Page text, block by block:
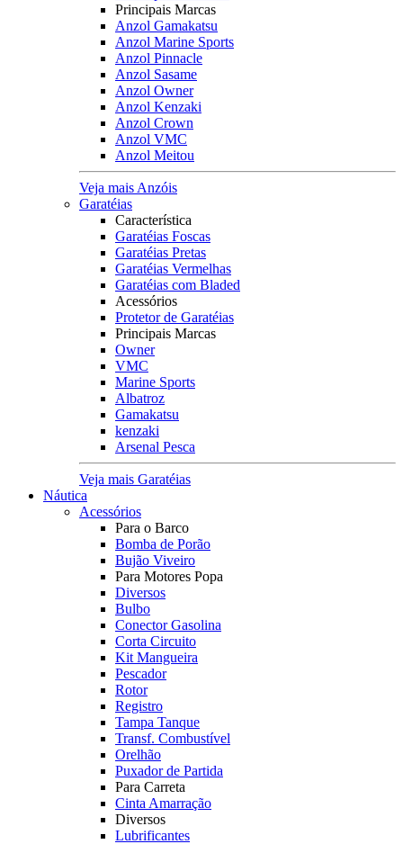
Principais Marcas
Anzol Gamakatsu
Anzol Marine Sports
Anzol Pinnacle
Anzol Sasame
Anzol Owner
Anzol Kenzaki
Anzol Crown
Anzol VMC
Anzol Meitou
Veja mais Anzóis
Garatéias
Característica
Garatéias Foscas
Garatéias Pretas
Garatéias Vermelhas
Garatéias com Bladed
Acessórios
Protetor de Garatéias
Principais Marcas
Owner
VMC
Marine Sports
Albatroz
Gamakatsu
kenzaki
Arsenal Pesca
Veja mais Garatéias
Náutica
Acessórios
Para o Barco
Bomba de Porão
Bujão Viveiro
Para Motores Popa
Diversos
Bulbo
Conector Gasolina
Corta Circuito
Kit Mangueira
Pescador
Rotor
Registro
Tampa Tanque
Transf. Combustível
Orelhão
Puxador de Partida
Para Carreta
Cinta Amarração
Diversos
Lubrificantes